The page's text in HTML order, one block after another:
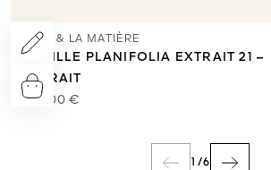
L'ART & LA MATIÈRE
VANILLE PLANIFOLIA EXTRAIT 21 –
EXTRAIT
550,00 €
1 /6